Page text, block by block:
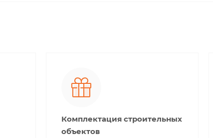
Комплектация строительных
объектов